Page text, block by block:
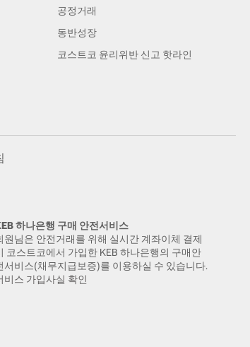
공정거래
동반성장
코스트코 윤리위반 신고 핫라인
하나은행 구매 안전서비스
원님은 안전거래를 위해 실시간 계좌이체 결제
코스트코에서 가입한 KEB 하나은행의 구매안
서비스(채무지급보증)를 이용하실 수 있습니다.
비스 가입사실 확인